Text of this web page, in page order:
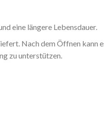
eine längere Lebensdauer.
Nach dem Öffnen kann
zu unterstützen.